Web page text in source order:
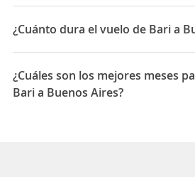
Las compañías que vuelan de Bari a
Turkish Airlines, Aerolineas Argentinas
¿Cuánto dura el vuelo de Bari a
La duración media para viajar entre
Aires es 24:20
¿Cuáles son los mejores meses
Bari a Buenos Aires?